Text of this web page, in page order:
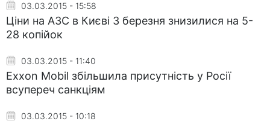
03.03.2015 - 15:58
Ціни на АЗС в Києві 3 березня знизилися на 5-
28 копійок
03.03.2015 - 11:40
Exxon Mobil збільшила присутність у Росії
всупереч санкціям
03.03.2015 - 10:18